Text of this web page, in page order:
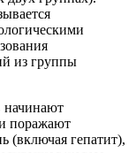
из группы
начинают
поражают
(включая гепатит),